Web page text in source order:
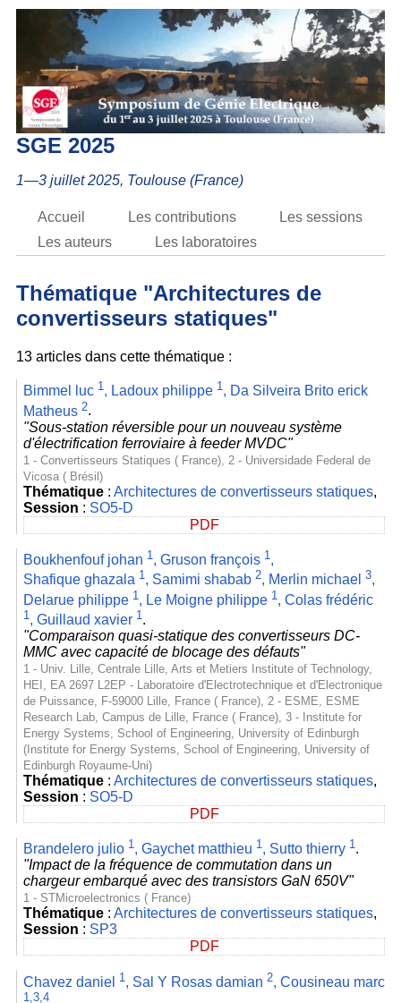
SGE 2025
1—3 juillet 2025, Toulouse (France)
Accueil Les contributions
Les sessions
Les auteurs
Les laboratoires
Thématique "Architectures de
convertisseurs statiques"
13 articles dans cette thématique :
Bimmel luc 1, Ladoux philippe 1, Da Silveira Brito erick
Matheus 2.
"Sous-station réversible pour un nouveau système
d'électrification ferroviaire à feeder MVDC"
1 - Convertisseurs Statiques ( France), 2 - Universidade Federal de
Vicosa ( Brésil)
Thématique: Architectures de convertisseurs statiques,
Session : SO5-D
PDF
Boukhenfouf johan 1, Gruson françois 1,
Shafique ghazala 1, Samimi shabab 2, Merlin michael 3,
Delarue philippe 1, Le Moigne philippe 1, Colas frédéric
1, Guillaud xavier 1.
"Comparaison quasi-statique des convertisseurs DC-
MMC avec capacité de blocage des défauts"
1 - Univ. Lille, Centrale Lille, Arts et Metiers Institute of Technology,
HEI, EA 2697 L2EP - Laboratoire d'Electrotechnique et d'Electronique
de Puissance, F-59000 Lille, France ( France), 2 - ESME, ESME
Research Lab, Campus de Lille, France ( France), 3 - Institute for
Energy Systems, School of Engineering, University of Edinburgh
(Institute for Energy Systems, School of Engineering, University of
Edinburgh Royaume-Uni)
Thématique: Architectures de convertisseurs statiques,
Session : SO5-D
PDF
Brandelero julio 1, Gaychet matthieu 1, Sutto thierry 1.
"Impact de la fréquence de commutation dans un
chargeur embarqué avec des transistors GaN 650V"
1 - STMicroelectronics ( France)
Thématique: Architectures de convertisseurs statiques,
Session : SP3
PDF
Chavez daniel 1, Sal Y Rosas damian 2, Cousineau marc
1,3,4